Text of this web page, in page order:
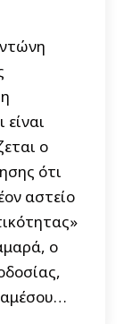
ο
ότι
αστείο
ο